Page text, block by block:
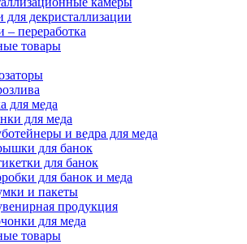
для декристаллизации
– переработка
товары
для меда
для меда
и ведра для меда
для банок
для банок
для банок и меда
и пакеты
продукция
для меда
товары